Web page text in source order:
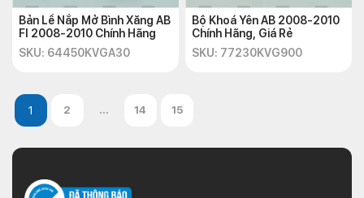
Bản Lề Nắp Mở Bình Xăng AB
FI 2008-2010 Chính Hãng
SKU: 64450KVGA30
Bộ Khoá Yên AB 2008-2010
Chính Hãng, Giá Rẻ
SKU: 77230KVG900
2 ... 14 15